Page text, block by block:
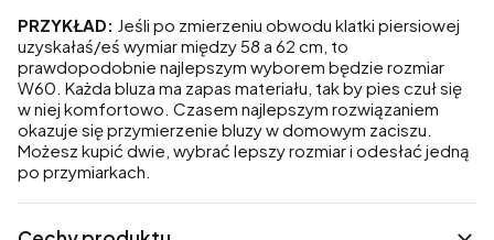
PRZYKŁAD: Jeśli po zmierzeniu obwodu klatki piersiowej
uzyskałaś/eś wymiar między 58 a 62 cm, to
prawdopodobnie najlepszym wyborem będzie rozmiar
W60. Każda bluza ma zapas materiału, tak by pies czuł się
w niej komfortowo. Czasem najlepszym rozwiązaniem
okazuje się przymierzenie bluzy w domowym zaciszu.
Możesz kupić dwie, wybrać lepszy rozmiar i odesłać jedną
po przymiarkach.